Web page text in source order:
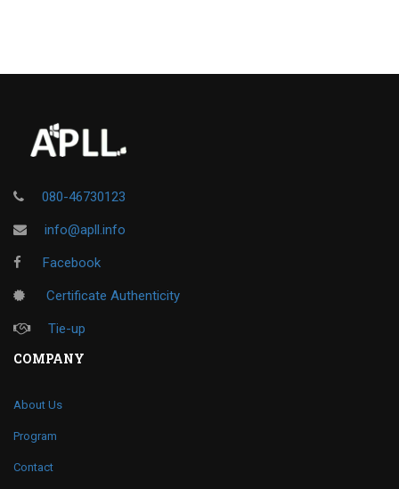
080-46730123
info@apll.info
Facebook
Certificate Authenticity
Tie-up
COMPANY
About Us
Program
Contact